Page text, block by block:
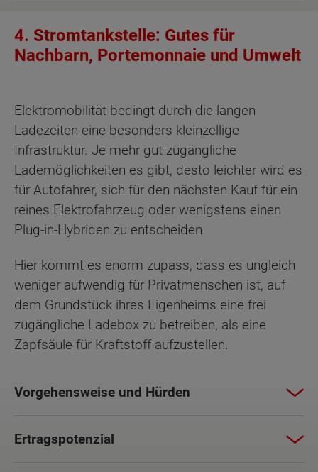
4. Stromtankstelle: Gutes für
Nachbarn, Portemonnaie und Umwelt
Elektromobilität bedingt durch die langen
Ladezeiten eine besonders kleinzellige
Infrastruktur. Je mehr gut zugängliche
Lademöglichkeiten es gibt, desto leichter wird es
für Autofahrer, sich für den nächsten Kauf für ein
reines Elektrofahrzeug oder wenigstens einen
Plug-in-Hybriden zu entscheiden.
Hier kommt es enorm zupass, dass es ungleich
weniger aufwendig für Privatmenschen ist, auf
dem Grundstück ihres Eigenheims eine frei
zugängliche Ladebox zu betreiben, als eine
Zapfsäule für Kraftstoff aufzustellen.
Vorgehensweise und Hürden
Ertragspotenzial